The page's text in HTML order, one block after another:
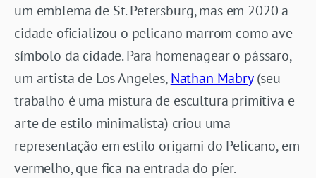
um emblema de St. Petersburg, mas em 2020 a
cidade oficializou o pelicano marrom como ave
símbolo da cidade. Para homenagear o pássaro,
um artista de Los Angeles,Nathan Mabry(seu
trabalho é uma mistura de escultura primitiva e
arte de estilo minimalista) criou uma
representação em estilo origami do Pelicano, em
vermelho, que fica na entrada do píer.